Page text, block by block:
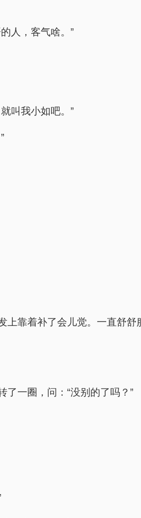
人，客气啥。”
叫我小如吧。”
靠着补了会儿觉。一直舒舒
一圈，问：“没别的了吗？”